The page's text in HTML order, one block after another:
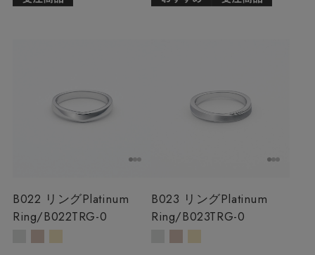
B022 リングPlatinum
Ring/B022TRG-0
B023 リングPlatinum
Ring/B023TRG-0